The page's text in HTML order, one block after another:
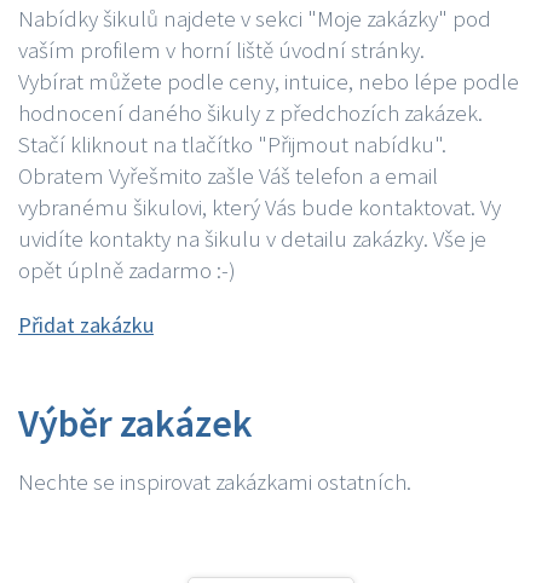
Nabídky šikulů najdete v sekci "Moje zakázky" pod
vaším profilem v horní liště úvodní stránky.
Vybírat můžete podle ceny, intuice, nebo lépe podle
hodnocení daného šikuly z předchozích zakázek.
Stačí kliknout na tlačítko "Přijmout nabídku".
Obratem Vyřešmito zašle Váš telefon a email
vybranému šikulovi, který Vás bude kontaktovat. Vy
uvidíte kontakty na šikulu v detailu zakázky. Vše je
opět úplně zadarmo :-)
Přidat zakázku
Výběr zakázek
Nechte se inspirovat zakázkami ostatních.